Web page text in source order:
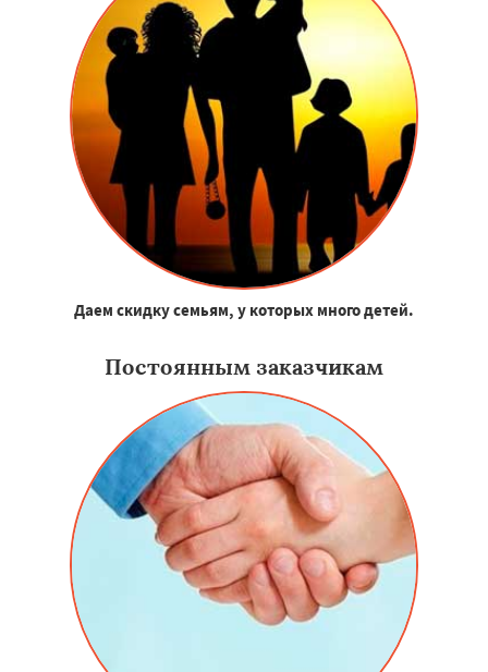
Даем скидку семьям, у которых много детей.
Постоянным заказчикам